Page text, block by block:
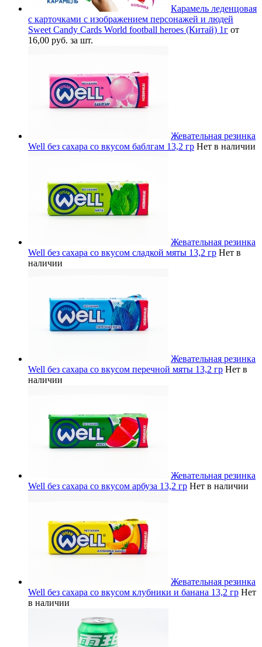
Карамель леденцовая
с карточками с изображением персонажей и людей
Sweet Candy Cards World football heroes (Китай) 1г от
16,00 руб. за шт.
Жевательная резинка
Well без сахара со вкусом баблгам 13,2 гр Нет в наличии
Жевательная резинка
Well без сахара со вкусом сладкой мяты 13,2 гр Нет в
наличии
Жевательная резинка
Well без сахара со вкусом перечной мяты 13,2 гр Нет в
наличии
Жевательная резинка
Well без сахара со вкусом арбуза 13,2 гр Нет в наличии
Жевательная резинка
Well без сахара со вкусом клубники и банана 13,2 гр Нет
в наличии